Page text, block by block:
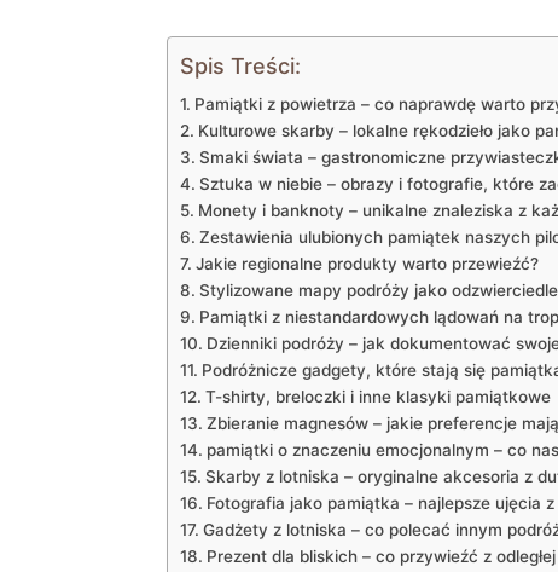
Spis Treści:
Pamiątki z powietrza – co naprawdę ⁤warto
Kulturowe skarby – lokalne rękodzieło jako
Smaki świata – gastronomiczne
Sztuka⁤ w niebie – obrazy i fotografie,‌ które
Monety i⁤ banknoty ‌– unikalne znaleziska z⁢
Zestawienia ulubionych⁤ pamiątek naszych
Jakie regionalne produkty warto przewieźć?
Stylizowane mapy podróży jako⁤
Pamiątki z niestandardowych lądowań ⁣na
Dzienniki podróży‍ – jak dokumentować
Podróżnicze‍ gadgety, które stają się
T-shirty, breloczki i inne klasyki pamiątkowe
Zbieranie ⁣magnesów – jakie preferencje
pamiątki o znaczeniu⁤ emocjonalnym – co
Skarby z⁤ lotniska – oryginalne akcesoria z
Fotografia ⁤jako pamiątka⁤ – najlepsze ujęcia
Gadżety ⁤z lotniska – co polecać innym
Prezent dla ‌bliskich – co przywieźć z‍